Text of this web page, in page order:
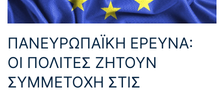
ΠΑΝΕΥΡΩΠΑΪΚΗ ΕΡΕΥΝΑ:
OΙ ΠΟΛΙΤΕΣ ΖΗΤΟΥΝ
ΣΥΜΜΕΤΟΧΗ ΣΤΙΣ